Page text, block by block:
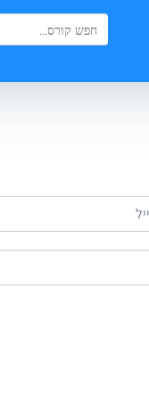
Search
for:
Search Button